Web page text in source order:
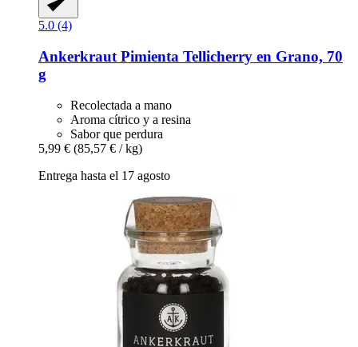
5.0 (4)
Ankerkraut Pimienta Tellicherry en Grano, 70
g
Recolectada a mano
Aroma cítrico y a resina
Sabor que perdura
5,99 € (85,57 € / kg)
Entrega hasta el 17 agosto